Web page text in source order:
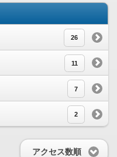
26
11
7
2
アクセス数順